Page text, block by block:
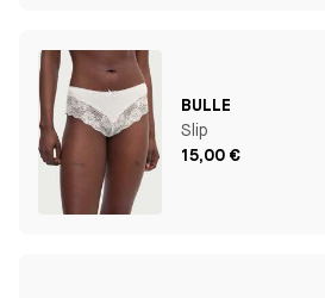
BULLE
Slip
15,00 €